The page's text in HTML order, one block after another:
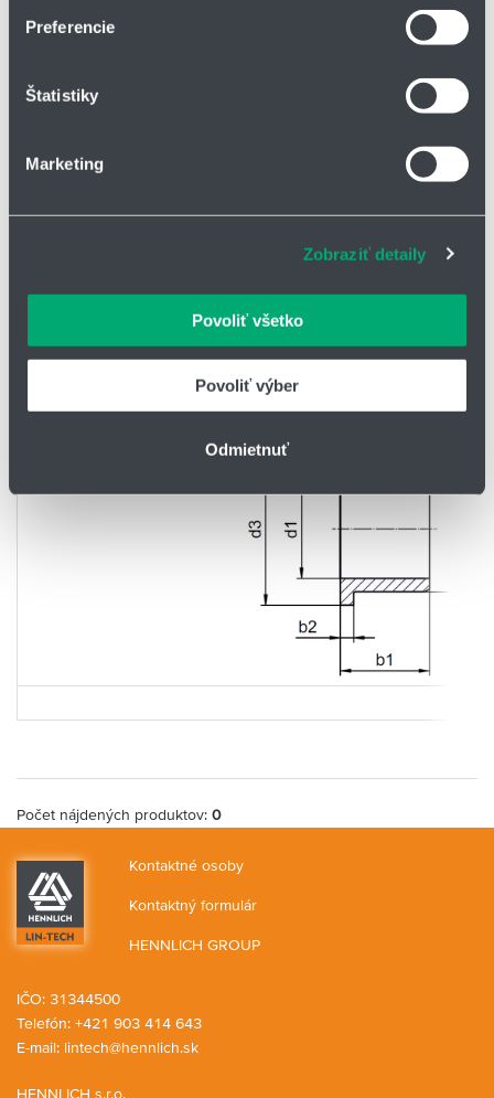
Viac informácií o tom, ako sa spracúvajú vaše osobné
môžete kedykoľvek zmeniť alebo odvolať cez Vyhlásenie
Na prispôsobenie obsahu a reklám, poskytovanie funkcií
webové stránky, poskytujeme aj našim partnerom v
keď ste používali ich služby.
Preferencie
Štatistiky
Marketing
Zobraziť detaily
Povoliť všetko
Povoliť výber
Odmietnuť
- s prírubou -
Počet nájdených produktov: 0
Kontaktné osoby
Kontaktný formulár
HENNLICH GROUP
HENNLICH s.r.o.
IČO: 31344500
Telefón: +421 903 414 643
E-mail: lintech@hennlich.sk